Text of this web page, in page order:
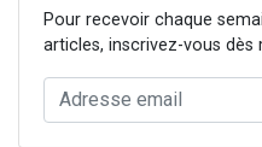
Pour recevoir chaque
articles, inscrivez-vous dès